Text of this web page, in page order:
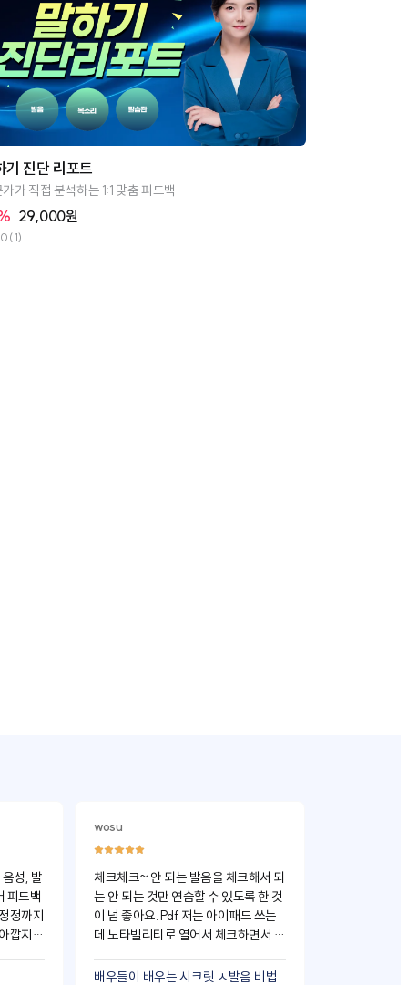
기 진단 리포트
가 직접 분석하는 1:1 맞춤 피드백
29,000원
(1)
성, 발
피드백
정까지
깝지
백 받
wosu
체크체크~ 안 되는 발음을 체크해서 되
는 안 되는 것만 연습할 수 있도록 한 것
이 넘 좋아요. Pdf 저는 아이패드 쓰는
데 노타빌리티로 열어서 체크하면서 보
분이 하나씩 성취하는 기분이 드네요~
배우들이 배우는 시크릿 ㅅ발음 비법